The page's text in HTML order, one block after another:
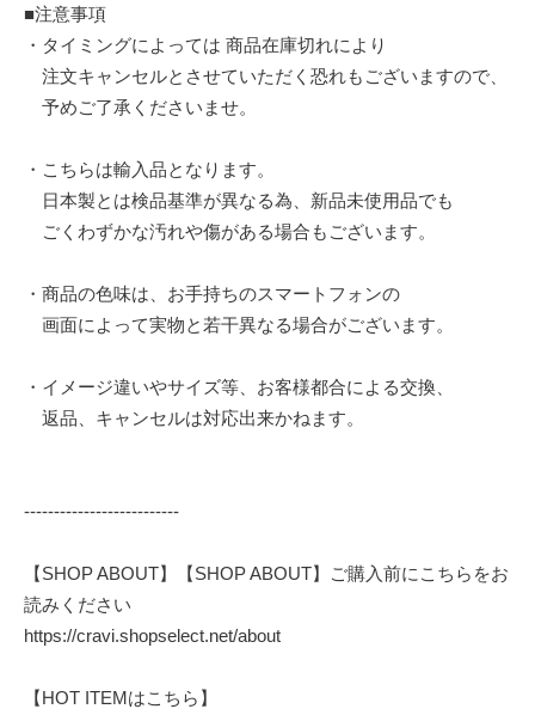
■注意事項
・タイミングによっては 商品在庫切れにより
注文キャンセルとさせていただく恐れもございますので、
予めご了承くださいませ。
・こちらは輸入品となります。
日本製とは検品基準が異なる為、新品未使用品でも
ごくわずかな汚れや傷がある場合もございます。
・商品の色味は、お手持ちのスマートフォンの
画面によって実物と若干異なる場合がございます。
・イメージ違いやサイズ等、お客様都合による交換、
返品、キャンセルは対応出来かねます。
--------------------------
【SHOP ABOUT】【SHOP ABOUT】ご購入前にこちらをお
読みください
https://cravi.shopselect.net/about
【HOT ITEMはこちら】